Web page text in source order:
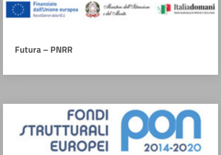
Futura – PNRR